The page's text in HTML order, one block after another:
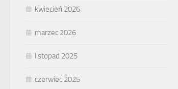
kwiecień 2026
marzec 2026
listopad 2025
czerwiec 2025